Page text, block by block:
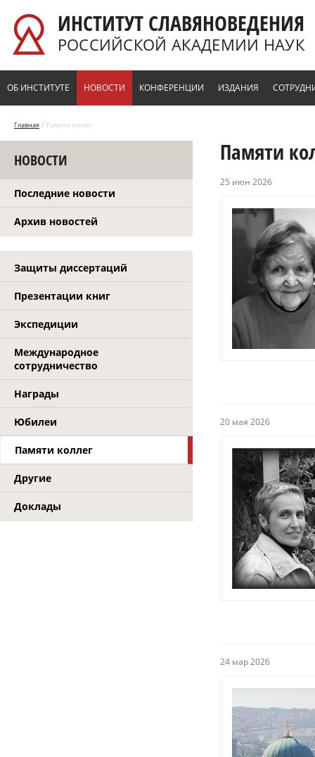
ИНСТИТУТ СЛАВЯНОВЕДЕНИЯ
РОССИЙСКОЙ АКАДЕМИИ НАУК
ОБ ИНСТИТУТЕ НОВОСТИ КОНФЕРЕНЦИИ ИЗДАНИЯ
Главная / Памяти коллег
НОВОСТИ
Последние новости
Архив новостей
Защиты диссертаций
Презентации книг
Экспедиции
Международное
сотрудничество
Награды
Юбилеи
Памяти коллег
Другие
Доклады
Памяти
25 июн 2026
20 мая 2026
24 мар 2026